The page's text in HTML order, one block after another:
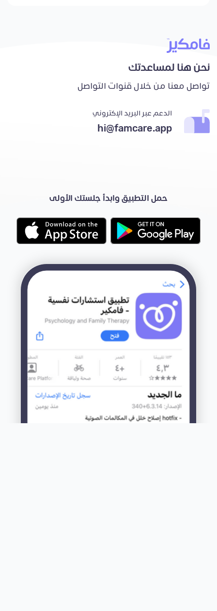
نحن هنا لمساعدتك
تواصل معنا من خلال قنوات التواصل
الدعم عبر البريد الإكتروني
hi@famcare.app
حمل التطبيق وابدأ جلستك الأولى